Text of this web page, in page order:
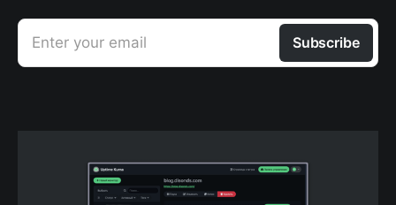
Enter your email Subscribe